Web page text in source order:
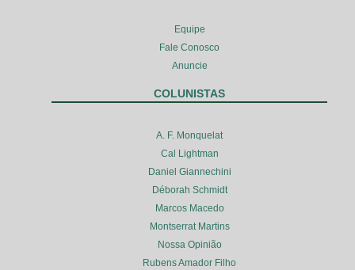
Equipe
Fale Conosco
Anuncie
COLUNISTAS
A. F. Monquelat
Cal Lightman
Daniel Giannechini
Déborah Schmidt
Marcos Macedo
Montserrat Martins
Nossa Opinião
Rubens Amador Filho